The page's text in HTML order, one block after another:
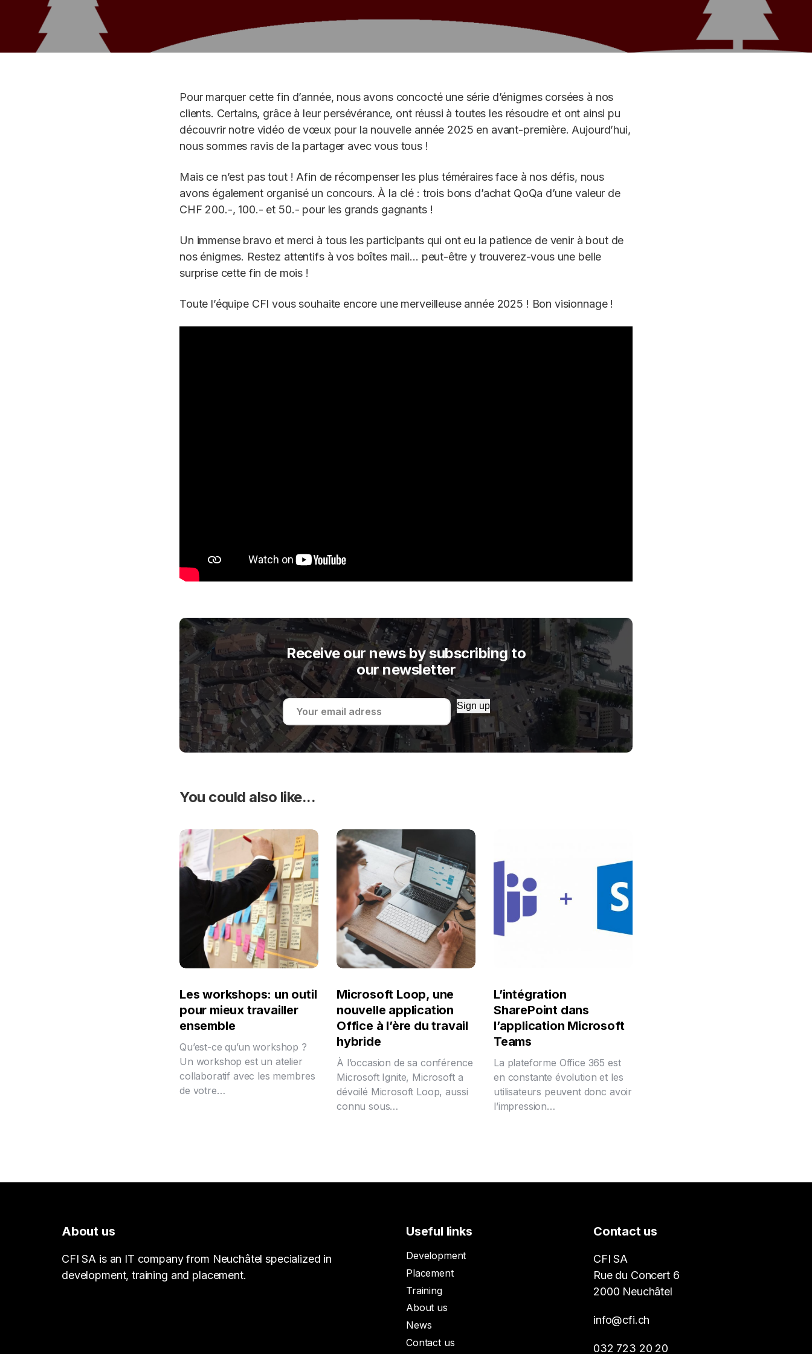
Pour marquer cette fin d’année, nous avons concocté une série d’énigmes corsées à nos
clients. Certains, grâce à leur persévérance, ont réussi à toutes les résoudre et ont ainsi pu
découvrir notre vidéo de vœux pour la nouvelle année 2025 en avant-première. Aujourd’hui,
nous sommes ravis de la partager avec vous tous !
Mais ce n’est pas tout ! Afin de récompenser les plus téméraires face à nos défis, nous
avons également organisé un concours. À la clé : trois bons d’achat QoQa d’une valeur de
CHF 200.-, 100.- et 50.- pour les grands gagnants !
Un immense bravo et merci à tous les participants qui ont eu la patience de venir à bout de
nos énigmes. Restez attentifs à vos boîtes mail… peut-être y trouverez-vous une belle
surprise cette fin de mois !
Toute l’équipe CFI vous souhaite encore une merveilleuse année 2025 ! Bon visionnage !
Receive our news by subscribing to
our newsletter
Sign up
You could also like...
Les workshops: un outil
pour mieux travailler
ensemble
Qu’est-ce qu’un workshop ?
Un workshop est un atelier
collaboratif avec les membres
de votre…
Microsoft Loop, une
nouvelle application
Office à l’ère du travail
hybride
À l’occasion de sa conférence
Microsoft Ignite, Microsoft a
dévoilé Microsoft Loop, aussi
connu sous…
L’intégration
SharePoint dans
l’application Microsoft
Teams
La plateforme Office 365 est
en constante évolution et les
utilisateurs peuvent donc avoir
l’impression…
About us
CFI SA is an IT company from Neuchâtel specialized in
development, training and placement.
Useful links
Development
Placement
Training
About us
News
Contact us
Contact us
CFI SA
Rue du Concert 6
2000 Neuchâtel
info@cfi.ch
032 723 20 20